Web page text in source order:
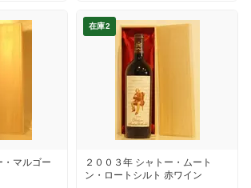
・マルゴー
在庫2
２００３年 シャトー・ムート
ン・ロートシルト 赤ワイン